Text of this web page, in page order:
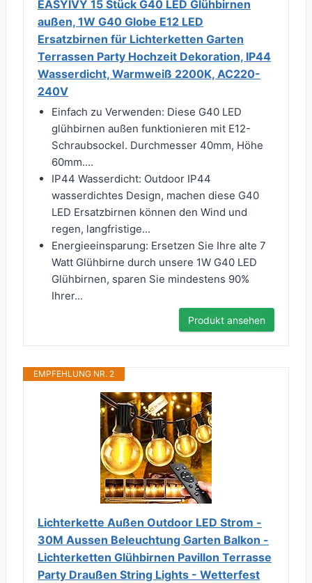
EASYIVY 15 Stück G40 LED Glühbirnen
außen, 1W G40 Globe E12 LED
Ersatzbirnen für Lichterketten Garten
Terrassen Party Hochzeit Dekoration, IP44
Wasserdicht, Warmweiß 2200K, AC220-
240V
Einfach zu Verwenden: Diese G40 LED
glühbirnen außen funktionieren mit E12-
Schraubsockel. Durchmesser 40mm, Höhe
60mm....
IP44 Wasserdicht: Outdoor IP44
wasserdichtes Design, machen diese G40
LED Ersatzbirnen können den Wind und
regen, langfristige...
Energieeinsparung: Ersetzen Sie Ihre alte 7
Watt Glühbirne durch unsere 1W G40 LED
Glühbirnen, sparen Sie mindestens 90%
Ihrer...
Produkt ansehen
EMPFEHLUNG NR. 2
Lichterkette Außen Outdoor LED Strom -
30M Aussen Beleuchtung Garten Balkon -
Lichterketten Glühbirnen Pavillon Terrasse
Party Draußen String Lights - Wetterfest